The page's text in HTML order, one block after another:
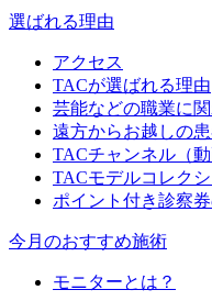
選ばれる理由
アクセス
TACが選ばれる理由
芸能などの職業に
遠方からお越しの
TACチャンネル（動
TACモデルコレク
ポイント付き診察
今月のおすすめ施術
モニターとは？